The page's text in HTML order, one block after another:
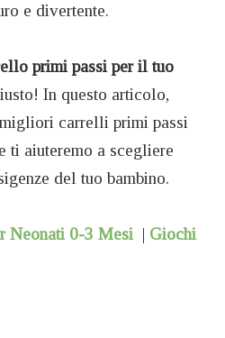
e divertente.
primi passi per il tuo
In questo articolo,
carrelli primi passi
ti aiuteremo a scegliere
del tuo bambino.
Neonati 0-3 Mesi | Giochi